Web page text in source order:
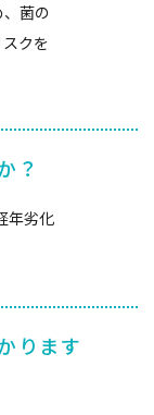
菌の
クを
？
年劣化
ります